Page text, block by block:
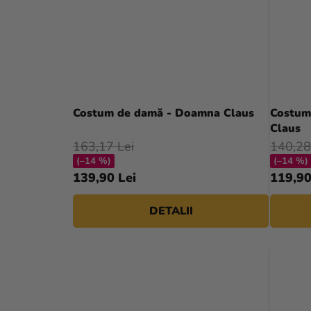
Costum de damă - Doamna Claus
139,90 Lei
163,17 Lei
(–14 %)
DETALII
Claus
(–14 %)